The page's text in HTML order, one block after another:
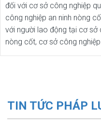
đối với cơ sở công nghiệp
công nghiệp an ninh nòng
với người lao động tại cơ sở
nòng cốt, cơ sở công
TIN TỨC PHÁP